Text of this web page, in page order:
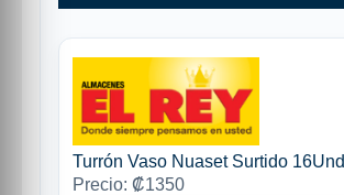
Turrón Vaso Nuaset Surtido 16Und
Precio: ₡1350